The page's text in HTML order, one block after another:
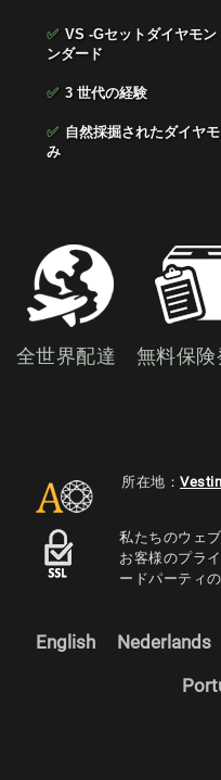
✅ VS -Gセットダイヤモン
ンダード
✅ 3 世代の経験
✅ 自然採掘されたダイヤ
み
全世界配達 無料保険
所在地：
私たちのウェ
お客様のプラ
ードパーティ
English Nederlands